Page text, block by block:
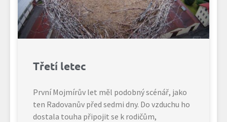
Třetí letec
První Mojmírův let měl podobný scénář, jako
ten Radovanův před sedmi dny. Do vzduchu ho
dostala touha připojit se k rodičům,